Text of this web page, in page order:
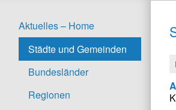
Aktuelles – Home
Städte und Gemeinden
Bundesländer
Regionen